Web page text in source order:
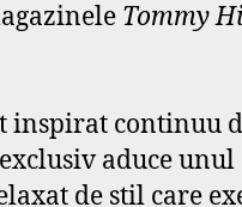
Tommy
inspirat continuu
aduce
de stil care